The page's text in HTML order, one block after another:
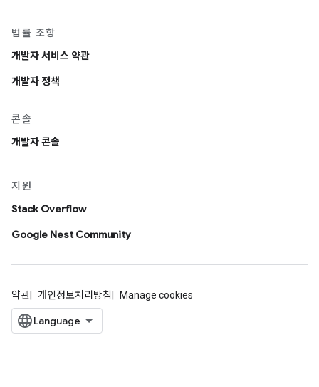
법률 조항
개발자 서비스 약관
개발자 정책
콘솔
개발자 콘솔
지원
Stack Overflow
Google Nest Community
약관 개인정보처리방침 Manage cookies